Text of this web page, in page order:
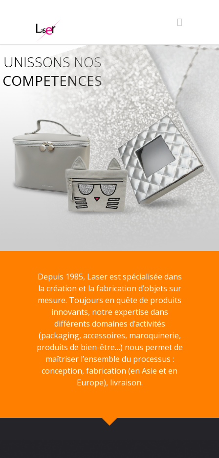
COMPETENCES
UNISSONS NOS
Depuis 1985, Laser est spécialisée dans
la création et la fabrication d’objets sur
mesure. Toujours en quête de produits
innovants, notre expertise dans
différents domaines d’activités
(packaging, accessoires, maroquinerie,
produits de bien-être…) nous permet de
maîtriser l’ensemble du processus :
conception, fabrication (en Asie et en
Europe), livraison.